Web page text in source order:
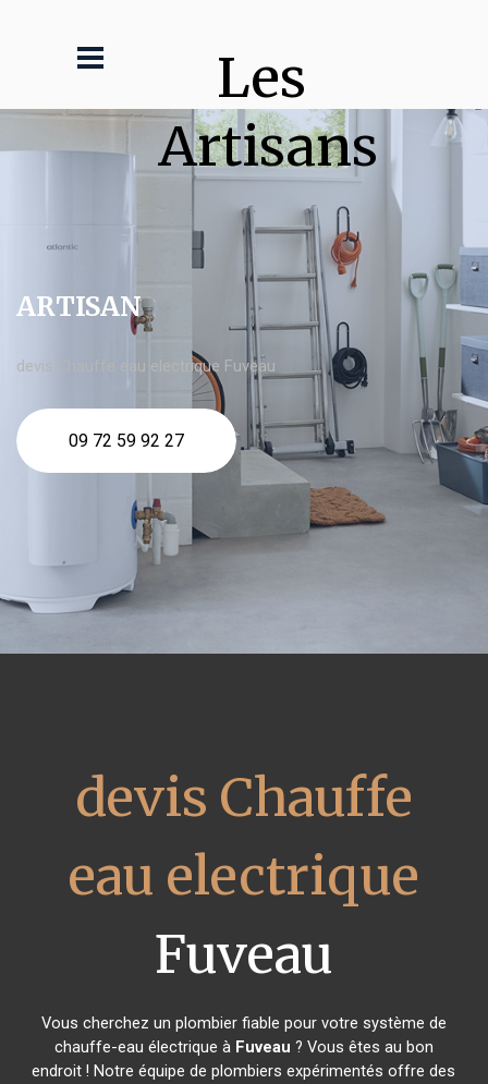
Les
Artisans
ARTISAN
devis Chauffe eau electrique Fuveau
09 72 59 92 27
devis Chauffe
eau electrique
Fuveau
Vous cherchez un plombier fiable pour votre système de
chauffe-eau électrique à Fuveau ? Vous êtes au bon
endroit ! Notre équipe de plombiers expérimentés offre des